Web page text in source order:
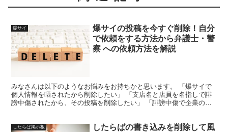
爆サイ
爆サイの投稿を今すぐ削除！自分
で依頼をする方法から弁護士・警
察 への依頼方法を解説
みなさんは以下のようなお悩みをお持ちかと思います。 「爆サイで
個人情報を晒されたから削除したい」 「支店名と店員を名指しで誹
謗中傷されたから、その投稿を削除したい」 「誹謗中傷で企業の社
したらば掲示板
したらばの書き込みを削除して風